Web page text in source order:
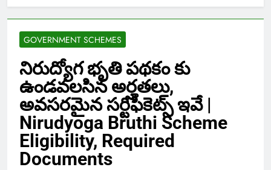
GOVERNMENT SCHEMES
నిరుద్యోగ భృతి పథకం కు
ఉండవలసిన అర్హతలు,
అవసరమైన సర్టిఫికెట్స్ ఇవే |
Nirudyoga Bruthi Scheme
Eligibility, Required
Documents